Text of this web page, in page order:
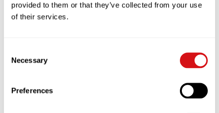
provided to them or that they’ve collected from your use
of their services.
Selection
Necessary
Preferences
COFFEEWORKS
We want you to take as much pride in
simple data-driven approach to coffee